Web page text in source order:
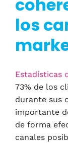
los
Estadísticas
73% de los
durante sus
importante
de forma
canales